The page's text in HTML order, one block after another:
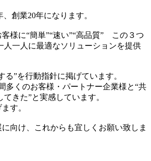
創業20年になります。
様に“簡単”“速い”“高品質” この３つ
人一人に最適なソリューションを提供
る”を行動指針に掲げています。
多くのお客様・パートナー企業様と“共
きた”と実感しています。
す。
向け、これからも宜しくお願い致しま